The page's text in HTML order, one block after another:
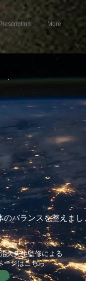
More
バランスを整えまし
久先生監修による
ージはこちら